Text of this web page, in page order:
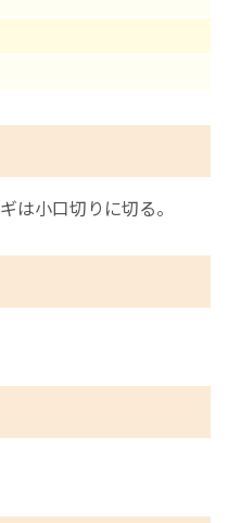
は小口切りに切る。